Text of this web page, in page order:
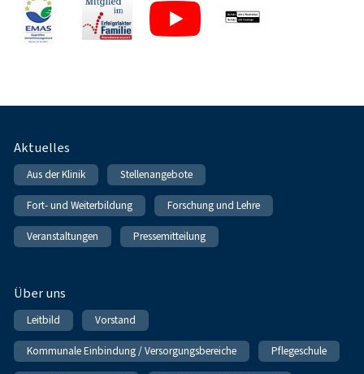
Fußnavigation
Aktuelles
Aus der Klinik Stellenangebote
Fort- und Weiterbildung Forschung und Lehre
Veranstaltungen Pressemitteilung
Über uns
Leitbild Vorstand
Kommunale Einbindung / Versorgungsbereiche Pflegeschule